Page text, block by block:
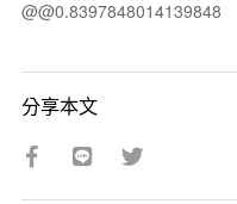
@@0.8397848014139848
分享本文